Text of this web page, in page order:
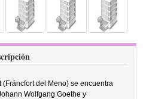
(Fráncfort del Meno) se encuentra
Wolfgang Goethe y